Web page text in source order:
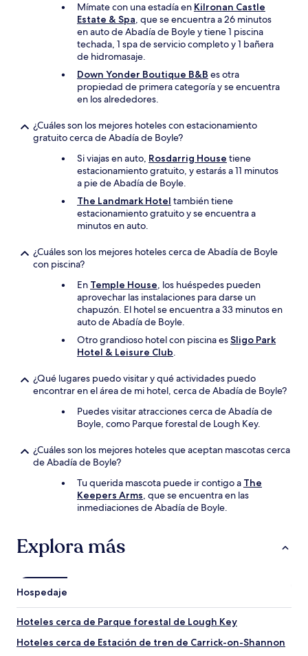
Mímate con una estadía en Kilronan Castle
Estate & Spa, que se encuentra a 26 minutos
en auto de Abadía de Boyle y tiene 1 piscina
techada, 1 spa de servicio completo y 1 bañera
de hidromasaje.
Down Yonder Boutique B&B es otra
propiedad de primera categoría y se encuentra
en los alrededores.
¿Cuáles son los mejores hoteles con estacionamiento
gratuito cerca de Abadía de Boyle?
Si viajas en auto, Rosdarrig House tiene
estacionamiento gratuito, y estarás a 11 minutos
a pie de Abadía de Boyle.
The Landmark Hotel también tiene
estacionamiento gratuito y se encuentra a
minutos en auto.
¿Cuáles son los mejores hoteles cerca de Abadía de Boyle
con piscina?
En Temple House, los huéspedes pueden
aprovechar las instalaciones para darse un
chapuzón. El hotel se encuentra a 33 minutos en
auto de Abadía de Boyle.
Otro grandioso hotel con piscina esSligo Park
Hotel & Leisure Club.
¿Qué lugares puedo visitar y qué actividades puedo
encontrar en el área de mi hotel, cerca de Abadía de Boyle?
Puedes visitar atracciones cerca de Abadía de
Boyle, como Parque forestal de Lough Key.
¿Cuáles son los mejores hoteles que aceptan mascotas cerca
de Abadía de Boyle?
Tu querida mascota puede ir contigo a The
Keepers Arms, que se encuentra en las
inmediaciones de Abadía de Boyle.
Explora más
Hospedaje
Hoteles cerca de Parque forestal de Lough Key
Hoteles cerca de Estación de tren de Carrick-on-Shannon